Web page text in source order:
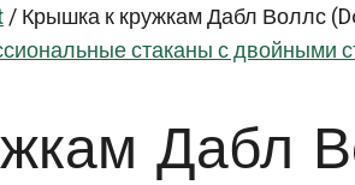
/Крышка к кружкам Дабл Воллс
стаканы с двойными